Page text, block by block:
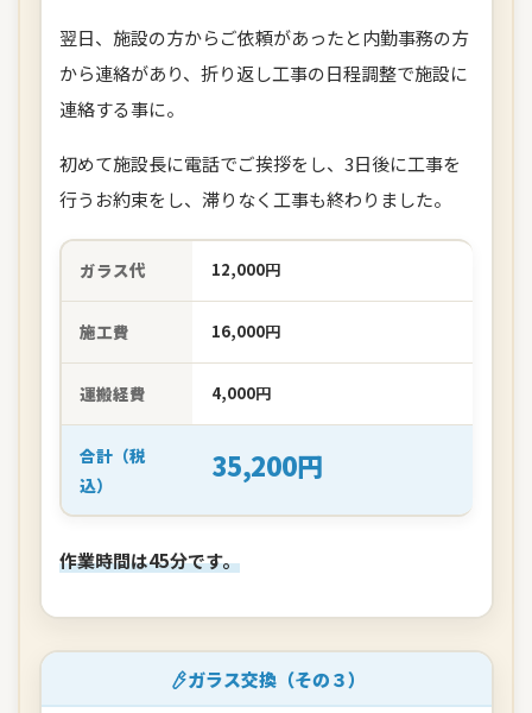
翌日、施設の方からご依頼があったと内勤事務の方
から連絡があり、折り返し工事の日程調整で施設に
連絡する事に。
初めて施設長に電話でご挨拶をし、3日後に工事を
行うお約束をし、滞りなく工事も終わりました。
ガラス代 12,000円
施工費 16,000円
運搬経費 4,000円
合計（税
込）
35,200円
作業時間は45分です。
ガラス交換（その３）